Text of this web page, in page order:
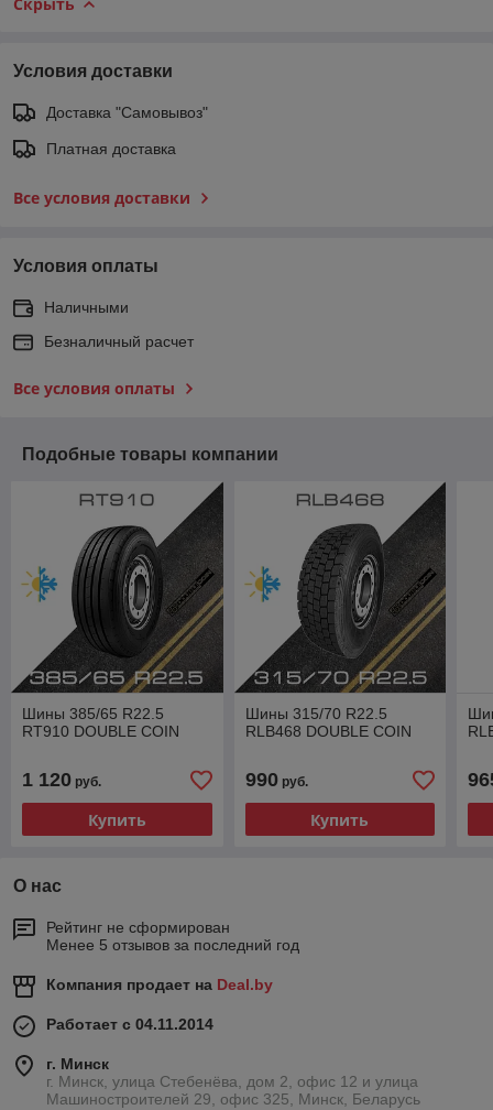
Условия доставки
Доставка "Самовывоз"
Платная доставка
Все условия доставки
Условия оплаты
Наличными
Безналичный расчет
Все условия оплаты
Подобные товары компании
Шины 385/65 R22.5
RT910 DOUBLE COIN
1 120 руб.
Купить
Шины 315/70 R22.5
RLB468 DOUBLE COIN
990руб.
Купить
О нас
Рейтинг не сформирован
Менее 5 отзывов за последний год
Компания продает на Deal.by
Работает с 04.11.2014
г. Минск
г. Минск, улица Стебенёва, дом 2, офис 12 и улица
Машиностроителей 29, офис 325, Минск, Беларусь